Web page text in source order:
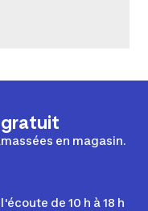
gratuit
en magasin.
de 10 h à 18 h